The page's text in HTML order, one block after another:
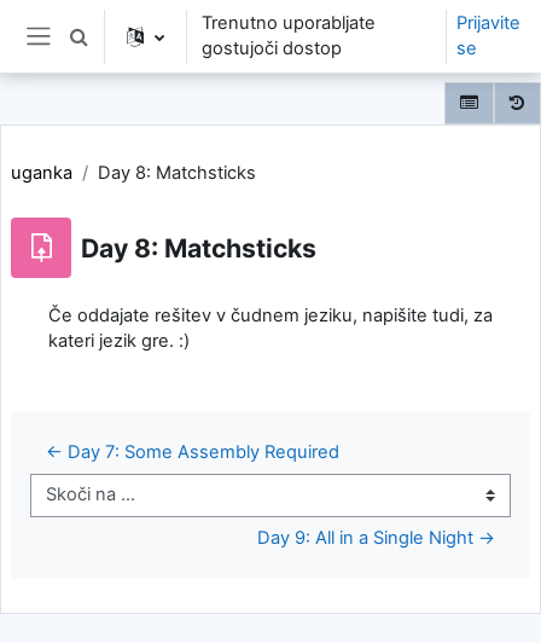
Preskoči na glavno vsebino
Stransko polje
Preklopi iskalni vnos
Trenutno uporabljate
gostujoči dostop
Prijavite
se
uganka Day 8: Matchsticks
Day 8: Matchsticks
Če oddajate rešitev v čudnem jeziku, napišite tudi, za
kateri jezik gre. :)
← Day 7: Some Assembly Required
Skoči na ...
Day 9: All in a Single Night →